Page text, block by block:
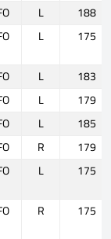
L
188
L
175
L
183
L
179
L
185
R
179
L
175
R
175